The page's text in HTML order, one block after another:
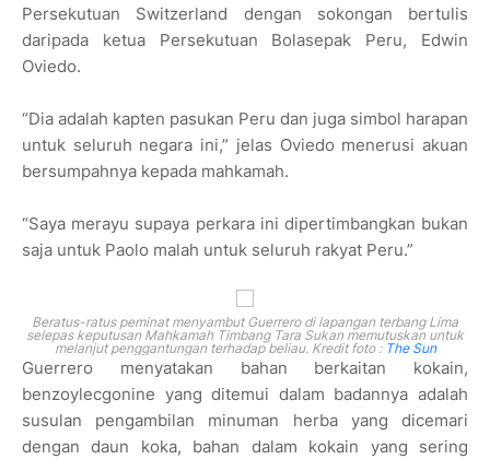
Persekutuan Switzerland dengan sokongan bertulis
daripada ketua Persekutuan Bolasepak Peru, Edwin
Oviedo.
“Dia adalah kapten pasukan Peru dan juga simbol harapan
untuk seluruh negara ini,” jelas Oviedo menerusi akuan
bersumpahnya kepada mahkamah.
“Saya merayu supaya perkara ini dipertimbangkan bukan
saja untuk Paolo malah untuk seluruh rakyat Peru.”
Beratus-ratus peminat menyambut Guerrero di lapangan terbang Lima
selepas keputusan Mahkamah Timbang Tara Sukan memutuskan untuk
melanjut penggantungan terhadap beliau. Kredit foto : The Sun
Guerrero menyatakan bahan berkaitan kokain,
benzoylecgonine yang ditemui dalam badannya adalah
susulan pengambilan minuman herba yang dicemari
dengan daun koka, bahan dalam kokain yang sering